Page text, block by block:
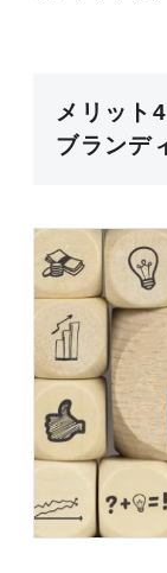
メリット
ブランデ